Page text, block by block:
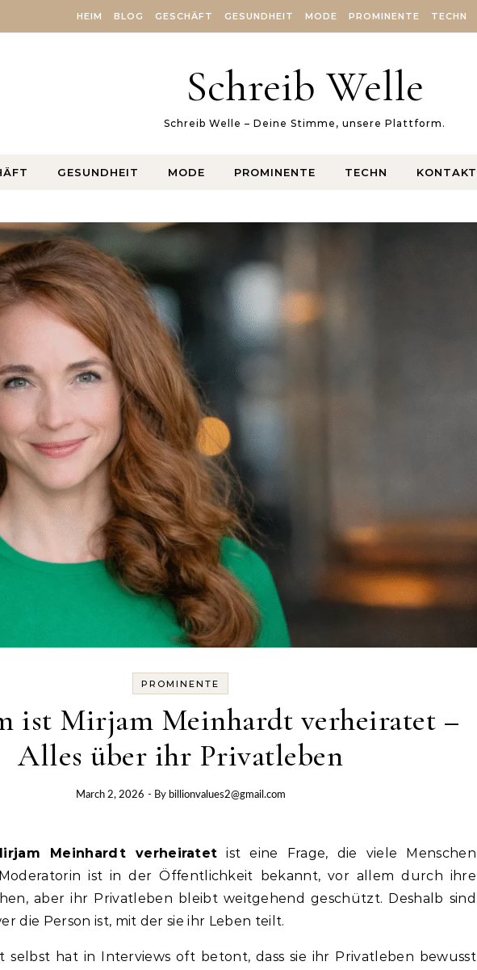
HEIM BLOG GESCHÄFT GESUNDHEIT MODE PROMINENTE TECHN
Schreib Welle
Schreib Welle – Deine Stimme, unsere Plattform.
GESUNDHEIT MODE PROMINENTE TECHN KONTAKT
PROMINENTE
ist Mirjam Meinhardt verheiratet –
Alles über ihr Privatleben
March 2, 2026 - By billionvalues2@gmail.com
Meinhardt verheiratet ist eine Frage, die viele Menschen
ist in der Öffentlichkeit bekannt, vor allem durch ihre
aber ihr Privatleben bleibt weitgehend geschützt. Deshalb sind
die Person ist, mit der sie ihr Leben teilt.
selbst hat in Interviews oft betont, dass sie ihr Privatleben bewusst